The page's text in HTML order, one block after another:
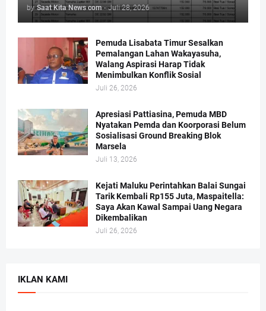
by Saat Kita News com - Juli 28, 2026
Pemuda Lisabata Timur Sesalkan
Pemalangan Lahan Wakayasuha,
Walang Aspirasi Harap Tidak
Menimbulkan Konflik Sosial
Juli 26, 2026
Apresiasi Pattiasina, Pemuda MBD
Nyatakan Pemda dan Koorporasi Belum
Sosialisasi Ground Breaking Blok
Marsela
Juli 13, 2026
Kejati Maluku Perintahkan Balai Sungai
Tarik Kembali Rp155 Juta, Maspaitella:
Saya Akan Kawal Sampai Uang Negara
Dikembalikan
Juli 26, 2026
IKLAN KAMI